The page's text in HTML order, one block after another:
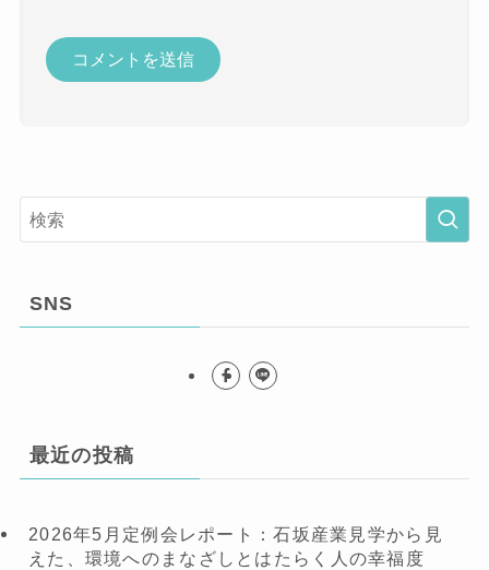
SNS
最近の投稿
2026年5月定例会レポート：石坂産業見学から見
えた、環境へのまなざしとはたらく人の幸福度